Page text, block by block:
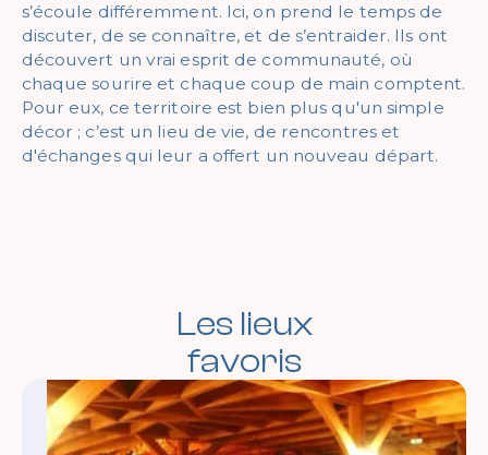
s’écoule différemment. Ici, on prend le temps de
discuter, de se connaître, et de s’entraider. Ils ont
découvert un vrai esprit de communauté, où
chaque sourire et chaque coup de main comptent.
Pour eux, ce territoire est bien plus qu'un simple
décor ; c’est un lieu de vie, de rencontres et
d'échanges qui leur a offert un nouveau départ.
Les lieux
favoris